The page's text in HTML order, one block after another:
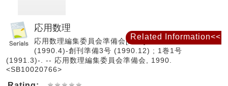
応用数理
応用数理編集委員会準備会[編集]. -- 創刊準備1号
(1990.4)-創刊準備3号 (1990.12) ; 1巻1号
(1991.3)-. -- 応用数理編集委員会準備会, 1990.
<SB10020766>
Related Information<<